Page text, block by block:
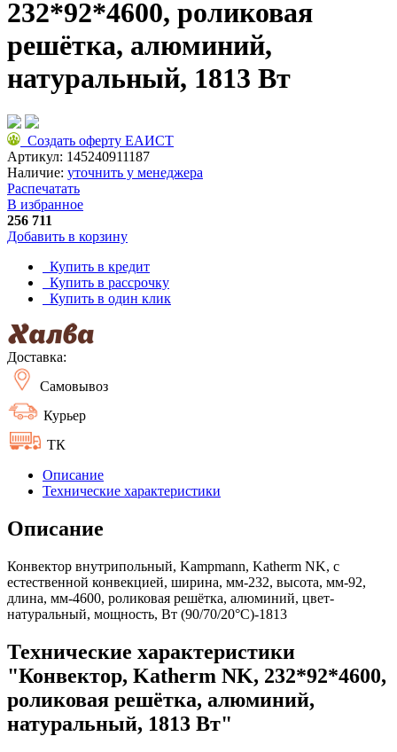
232*92*4600, роликовая
решётка, алюминий,
натуральный, 1813 Вт
Создать оферту ЕАИСТ
Артикул: 145240911187
Наличие: уточнить у менеджера
Распечатать
В избранное
256 711
Добавить в корзину
Купить в кредит
Купить в рассрочку
Купить в один клик
Доставка:
Самовывоз
Курьер
ТК
Описание
Технические характеристики
Описание
Конвектор внутрипольный, Kampmann, Katherm NK, с
естественной конвекцией, ширина, мм-232, высота, мм-92,
длина, мм-4600, роликовая решётка, алюминий, цвет-
натуральный, мощность, Вт (90/70/20°C)-1813
Технические характеристики
"Конвектор, Katherm NK, 232*92*4600,
роликовая решётка, алюминий,
натуральный, 1813 Вт"